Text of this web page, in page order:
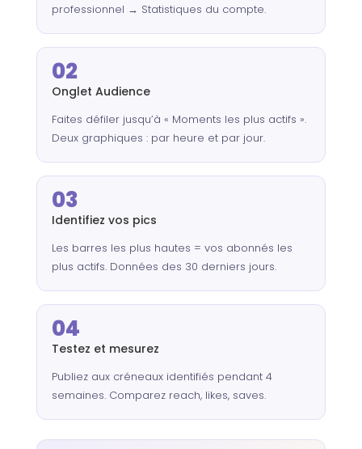
professionnel → Statistiques du compte.
02
Onglet Audience
Faites défiler jusqu’à « Moments les plus actifs ».
Deux graphiques : par heure et par jour.
03
Identifiez vos pics
Les barres les plus hautes = vos abonnés les
plus actifs. Données des 30 derniers jours.
04
Testez et mesurez
Publiez aux créneaux identifiés pendant 4
semaines. Comparez reach, likes, saves.